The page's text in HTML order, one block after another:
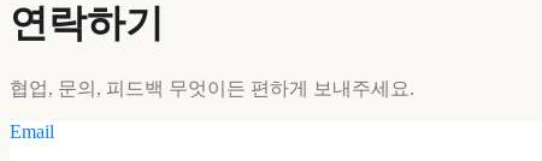
연락하기
협업, 문의, 피드백 무엇이든 편하게 보내주세요.
Email